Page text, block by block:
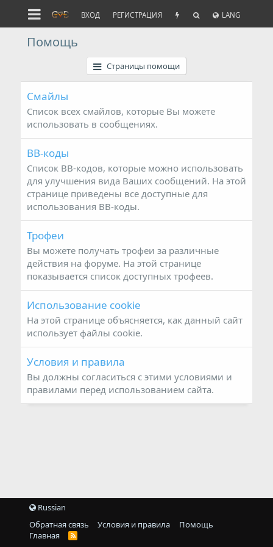
ВХОД РЕГИСТРАЦИЯ LANG
Помощь
Страницы помощи
Смайлы
Список всех смайлов, которые Вы можете
использовать в сообщениях.
BB-коды
Список BB-кодов, которые можно использовать
для улучшения вида Ваших сообщений. На этой
странице приведены все доступные для
использования BB-коды.
Трофеи
Вы можете получать трофеи за различные
действия на форуме. На этой странице
показывается список доступных трофеев.
Использование cookie
На этой странице объясняется, как данный сайт
использует файлы cookie.
Условия и правила
Вы должны согласиться с этими условиями и
правилами перед использованием сайта.
Russian
Обратная связь
Условия и правила
Помощь
Главная